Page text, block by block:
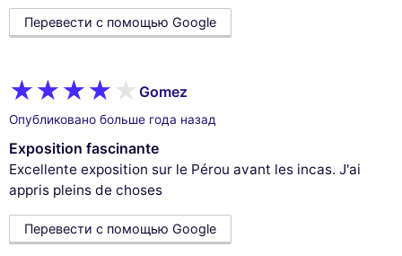
Перевести с помощью Google
Gomez
Опубликовано больше года назад
Exposition fascinante
Excellente exposition sur le Pérou avant les incas. J'ai
appris pleins de choses
Перевести с помощью Google